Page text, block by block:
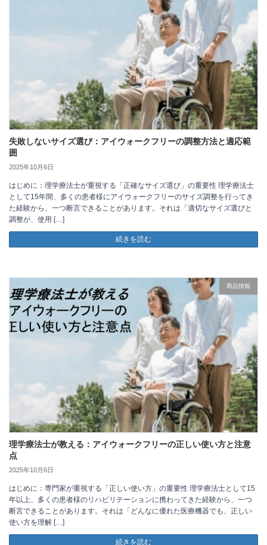
失敗しないサイズ選び：アイウォークフリーの調整方法と適応範
囲
2025年10月6日
はじめに：理学療法士が重視する「正確なサイズ選び」の重要性 理学療法士
として15年間、多くの患者様にアイウォークフリーのサイズ調整を行ってき
た経験から、一つ断言できることがあります。それは「適切なサイズ選びと
調整が、使用 […]
続きを読む
商品情報
理学療法士が教える：アイウォークフリーの正しい使い方と注意
点
2025年10月6日
はじめに：専門家が重視する「正しい使い方」の重要性 理学療法士として15
年以上、多くの患者様のリハビリテーションに携わってきた経験から、一つ
断言できることがあります。それは「どんなに優れた医療機器でも、正しい
使い方を理解 […]
続きを読む